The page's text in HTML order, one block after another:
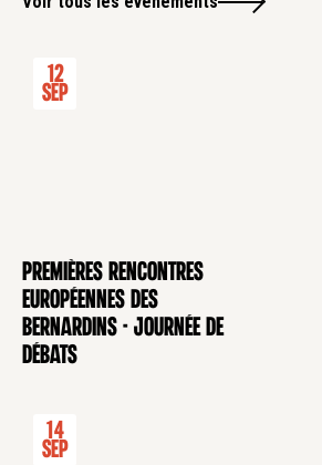
CONFÉRENCE
12
Sep
Premières rencontres
européennes des
Bernardins - Journée de
débats
14
Sep